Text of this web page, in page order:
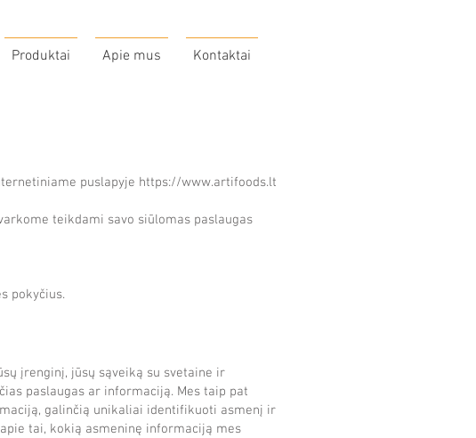
Produktai Apie mus Kontaktai
puslapyje https://www.artifoods.lt
teikdami savo siūlomas paslaugas
pokyčius.
įrenginį, jūsų sąveiką su svetaine ir
paslaugas ar informaciją. Mes taip pat
galinčią unikaliai identifikuoti asmenį ir
tai, kokią asmeninę informaciją mes